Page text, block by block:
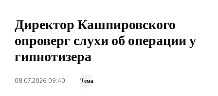
Директор Кашпировского
опроверг слухи об операции у
гипнотизера
08.07.2026 09:40 Тема